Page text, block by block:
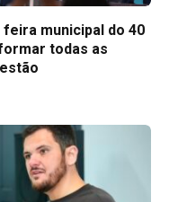
municipal do 40
todas as